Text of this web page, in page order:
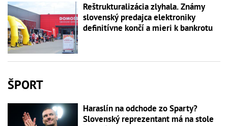
Reštrukturalizácia zlyhala. Známy
slovenský predajca elektroniky
definitívne končí a mieri k bankrotu
ŠPORT
Haraslín na odchode zo Sparty?
Slovenský reprezentant má na stole